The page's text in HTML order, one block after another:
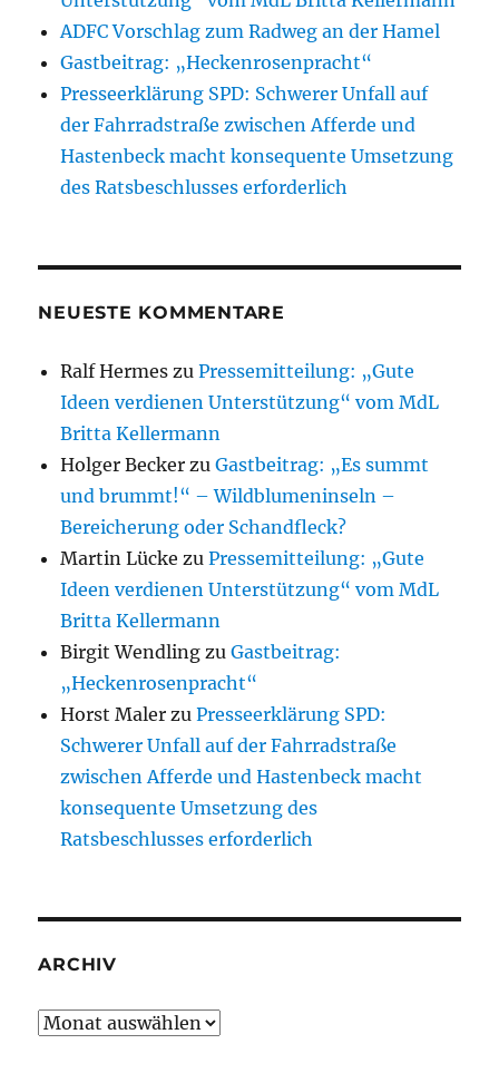
ADFC Vorschlag zum Radweg an der Hamel
Gastbeitrag: „Heckenrosenpracht“
Presseerklärung SPD: Schwerer Unfall auf
der Fahrradstraße zwischen Afferde und
Hastenbeck macht konsequente Umsetzung
des Ratsbeschlusses erforderlich
NEUESTE KOMMENTARE
Ralf Hermes zuPressemitteilung: „Gute
Ideen verdienen Unterstützung“ vom MdL
Britta Kellermann
Holger Becker zuGastbeitrag: „Es summt
und brummt!“ – Wildblumeninseln –
Bereicherung oder Schandfleck?
Martin Lücke zuPressemitteilung: „Gute
Ideen verdienen Unterstützung“ vom MdL
Britta Kellermann
Birgit Wendling zuGastbeitrag:
„Heckenrosenpracht“
Horst Maler zuPresseerklärung SPD:
Schwerer Unfall auf der Fahrradstraße
zwischen Afferde und Hastenbeck macht
konsequente Umsetzung des
Ratsbeschlusses erforderlich
ARCHIV
Archiv